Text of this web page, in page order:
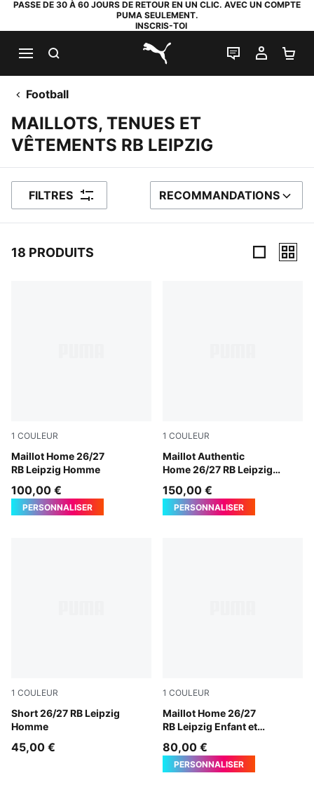
PASSE DE 30 À 60 JOURS DE RETOUR EN UN CLIC. AVEC UN COMPTE
PUMA SEULEMENT.
INSCRIS-TOI
PUMA.com
LIVE CHAT
MON
Football
MAILLOTS, TENUES ET
VÊTEMENTS RB LEIPZIG
FILTRES TRIER PAR
RECOMMANDATIONS
18 PRODUITS
1 COULEUR
Maillot Home 26/27
RB Leipzig Homme
PUMA White-For All Time Red
100,00 €
PERSONNALISER
1 COULEUR
Maillot Authentic
Home 26/27 RB Leipzig
PUMA White-For All Time
150,00 €
PERSONNALISER
1 COULEUR
Short 26/27 RB Leipzig
Homme
For All Time Red-PUMA White
45,00 €
1 COULEUR
Maillot Home 26/27
RB Leipzig Enfant et
PUMA White-For All Time
80,00 €
PERSONNALISER